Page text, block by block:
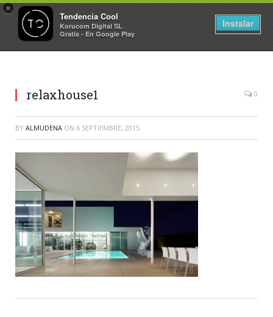
×
Tendencia Cool
Korucom Digital SL
Gratis - En Google Play
Instalar
relaxhouse1 0
BY ALMUDENA ON 6 SEPTIEMBRE, 2015